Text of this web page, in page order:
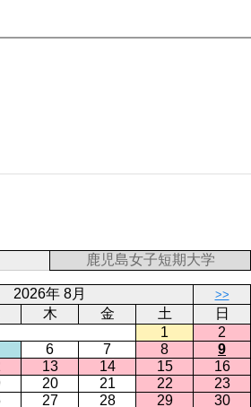
鹿児島女子短期大学
2026年 8月 >>
木 金 土
日
1
2
6 7 8
9
13 14 15
16
20 21 22
23
27 28 29 30